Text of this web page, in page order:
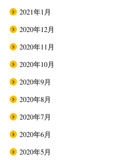
2021年1月
2020年12月
2020年11月
2020年10月
2020年9月
2020年8月
2020年7月
2020年6月
2020年5月